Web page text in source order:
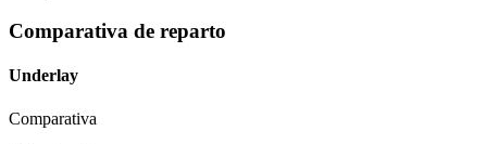
Comparativa de reparto
Underlay
Comparativa